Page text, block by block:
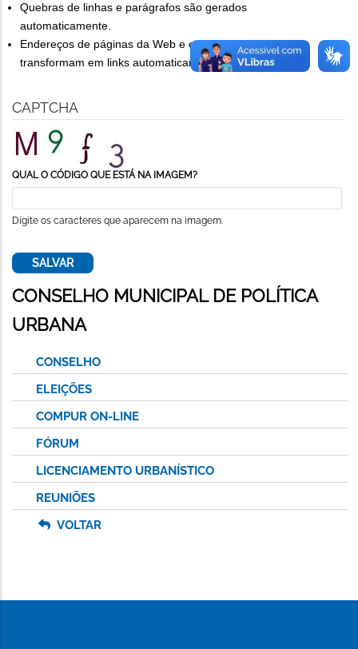
Quebras de linhas e parágrafos são gerados
automaticamente.
Endereços de páginas da Web e endereços de e-mail se
transformam em links automaticamente.
CAPTCHA
QUAL O CÓDIGO QUE ESTÁ NA IMAGEM?
Digite os caracteres que aparecem na imagem.
CONSELHO MUNICIPAL DE POLÍTICA
URBANA
CONSELHO
ELEIÇÕES
COMPUR ON-LINE
FÓRUM
LICENCIAMENTO URBANÍSTICO
REUNIÕES
VOLTAR